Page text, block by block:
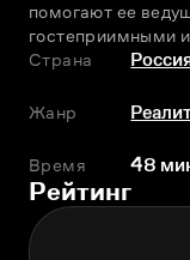
помогают ее
гостеприимными
Страна
Жанр
Время 48
Рейтинг